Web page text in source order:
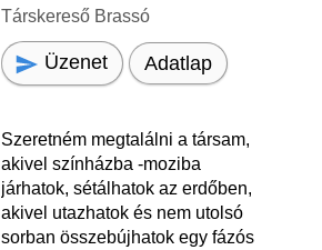
Társkereső Brassó
Üzenet Adatlap
Szeretném megtalálni a társam,
akivel színházba -moziba
járhatok, sétálhatok az erdőben,
akivel utazhatok és nem utolsó
sorban összebújhatok egy fázós